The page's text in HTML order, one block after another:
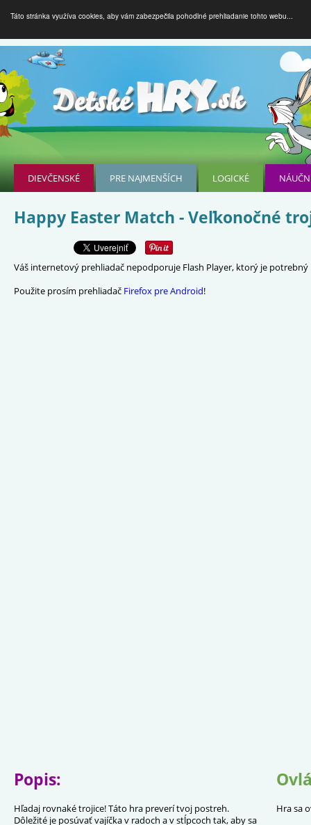
Táto stránka využíva cookies, aby vám zabezpečila pohodlné prehliadanie tohto webu...
DIEVČENSKÉ PRE NAJMENŠÍCH LOGICKÉ
Happy Easter Match - Veľkonočné
Váš internetový prehliadač nepodporuje Flash Player, ktorý je
Použite prosím prehliadač Firefox pre Android!
Popis:
Hľadaj rovnaké trojice! Táto hra preverí tvoj postreh.
Dôležité je posúvať vajíčka v radoch a v stĺpcoch tak, aby sa
Hra sa